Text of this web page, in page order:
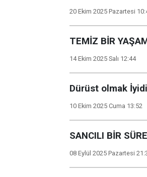
20 Ekim 2025 Pazartesi
TEMİZ BİR
14 Ekim 2025 Salı 12:44
Dürüst olmak
10 Ekim 2025 Cuma 13:52
SANCILI BİR
08 Eylül 2025 Pazartesi